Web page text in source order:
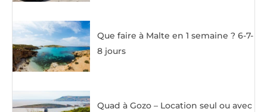
Que faire à Malte en 1 semaine ? 6-7-
8 jours
Quad à Gozo – Location seul ou avec